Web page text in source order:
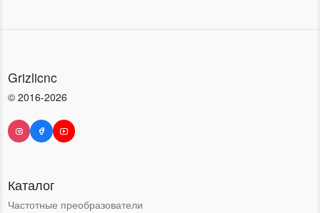
Grizlicnc
© 2016-2026
Каталог
Частотные преобразователи